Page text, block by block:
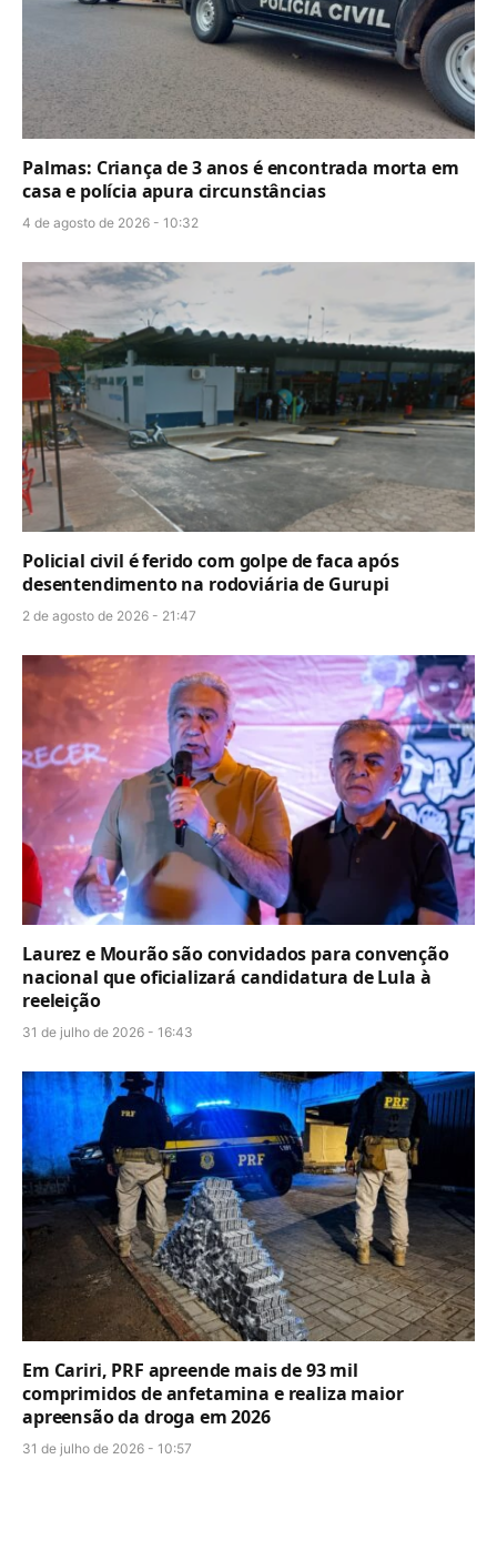
Palmas: Criança de 3 anos é encontrada morta em
casa e polícia apura circunstâncias
4 de agosto de 2026 - 10:32
Policial civil é ferido com golpe de faca após
desentendimento na rodoviária de Gurupi
2 de agosto de 2026 - 21:47
Laurez e Mourão são convidados para convenção
nacional que oficializará candidatura de Lula à
reeleição
31 de julho de 2026 - 16:43
Em Cariri, PRF apreende mais de 93 mil
comprimidos de anfetamina e realiza maior
apreensão da droga em 2026
31 de julho de 2026 - 10:57